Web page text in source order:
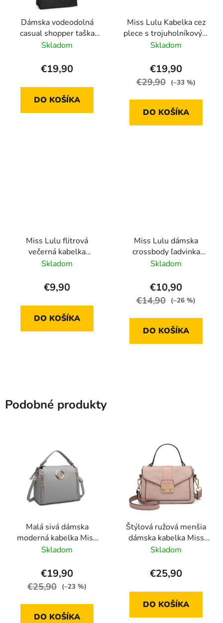
Dámska vodeodolná
casual shopper taška
LH2240- čierna - 14L
Skladom
€19,90
DO KOŠÍKA
Miss Lulu Kabelka cez
plece s trojuholníkovým
detailom
Skladom
€19,90
€29,90 (–33 %)
DO KOŠÍKA
Miss Lulu flitrová
večerná kabelka
LH1765, sivá
Skladom
€9,90
DO KOŠÍKA
Miss Lulu dámska
crossbody ľadvinka
LB2307 BK
Skladom
€10,90
€14,90 (–26 %)
DO KOŠÍKA
Podobné produkty
Malá sivá dámska
moderná kabelka Miss
Lulu E1851
Skladom
€19,90
€25,90 (–23 %)
DO KOŠÍKA
Štýlová ružová menšia
dámska kabelka Miss
Lulu
Skladom
€25,90
DO KOŠÍKA